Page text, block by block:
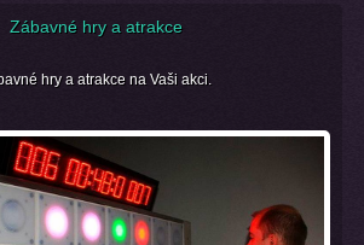
Zábavné hry a atrakce
hry a atrakce na Vaši akci.